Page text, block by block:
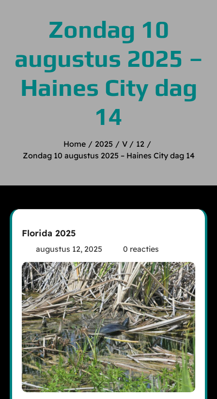
Zondag 10
augustus 2025 –
Haines City dag
14
Home 2025 V
12
Zondag 10 augustus 2025 – Haines City dag 14
Florida 2025
augustus 12, 2025 0 reacties